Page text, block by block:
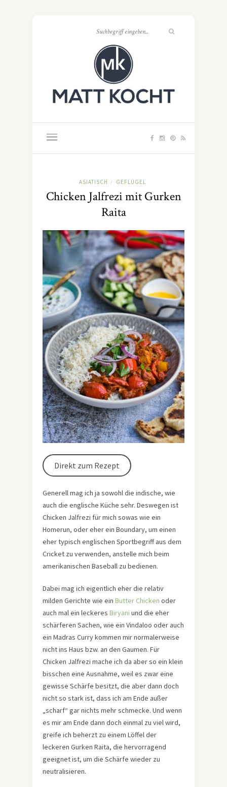
ASIATISCH / GEFLÜGEL
Chicken Jalfrezi mit Gurken
Raita
Direkt zum Rezept
Generell mag ich ja sowohl die indische, wie
auch die englische Küche sehr. Deswegen ist
Chicken Jalfrezi für mich sowas wie ein
Homerun, oder eher ein Boundary, um einen
eher typisch englischen Sportbegriff aus dem
Cricket zu verwenden, anstelle mich beim
amerikanischen Baseball zu bedienen.
Dabei mag ich eigentlich eher die relativ
milden Gerichte wie ein Butter Chicken oder
auch mal ein leckeres Biryani und die eher
schärferen Sachen, wie ein Vindaloo oder auch
ein Madras Curry kommen mir normalerweise
nicht ins Haus bzw. an den Gaumen. Für
Chicken Jalfrezi mache ich da aber so ein klein
bisschen eine Ausnahme, weil es zwar eine
gewisse Schärfe besitzt, die aber dann doch
nicht so stark ist, dass ich am Ende außer
„scharf“ gar nichts mehr schmecke. Und wenn
es mir am Ende dann doch einmal zu viel wird,
greife ich beherzt zu einem Löffel der
leckeren Gurken Raita, die hervorragend
geeignet ist, um die Schärfe wieder zu
neutralisieren.